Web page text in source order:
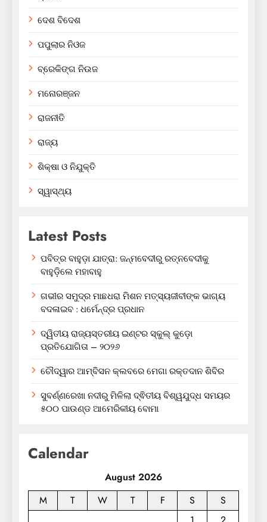
ଦେଶ ବିଦେଶ
ପପୁଲାର ନିଓଜ
ବ୍ରେକିଙ୍ଗ ନିଉଜ
ମନୋରଞ୍ଜନ
ରାଜନୀତି
ରାଜ୍ୟ
ଶିକ୍ଷା ଓ ନିଯୁକ୍ତି
ସ୍ୱାସ୍ଥ୍ୟ
Latest Posts
ପବିତ୍ର ବାହୁଡ଼ା ଯାତ୍ରା: ଜନ୍ମବେଦୀରୁ ରତ୍ନବେଦୀକୁ
ବାହୁଡ଼ିଲେ ମହାବାହୁ
ଗଭୀର ସମୁଦ୍ର ମାଛଧରା ମିଶନ ମତ୍ସ୍ୟଜୀବୀଙ୍କ ଭାଗ୍ୟ
ବଦଳାଇବ : ଧର୍ମେନ୍ଦ୍ର ପ୍ରଧାନ
ଦ୍ୱିତୀୟ ରାଜ୍ୟସ୍ତରୀୟ ଇଣ୍ଟର ସ୍କୁଲ୍ କୁଡ଼ୋ
ପ୍ରତିଯୋଗିତା – ୨୦୨୬
ଚୌଦ୍ୱାର ଆମ୍ବିସନ କ୍ଲବରେ ମେଗା ରକ୍ତଦାନ ଶିବିର
ସୁବର୍ଣ୍ଣରେଖା ନଦୀରୁ ମିଳିଲା ଦ୍ଵିତୀୟ ବିଶ୍ୱଯୁଦ୍ଧ ସମୟର
୫୦୦ ପାଉଣ୍ଡ ଆମେରିକୀୟ ବୋମା
Calendar
August 2026
M
T W T F S
S